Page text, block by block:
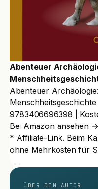
Abenteuer
Abenteuer
9783406696398 |
Bei Amazon ansehen →
* Affiliate-Link. Beim
ohne Mehrkosten für
ÜBER DEN AUTOR